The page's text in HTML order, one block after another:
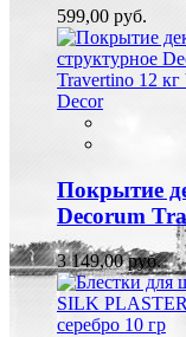
599,00 руб.
Покрытие
Decorum
3 149,00 руб.